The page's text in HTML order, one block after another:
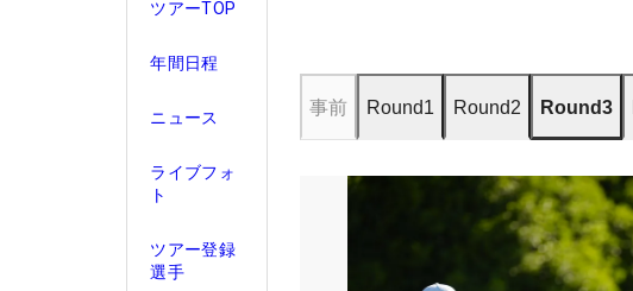
ツアーTOP
年間日程
ニュース
ライブフォ
ト
ツアー登録
選手
事前 Round1 Round2 Round3